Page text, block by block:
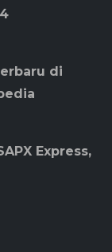
di
Express,